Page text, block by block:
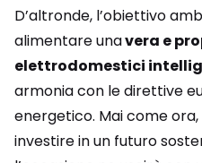
D’altronde, l’obiettivo
alimentare unavera e
elettrodomestici
armonia con le direttive
energetico. Mai come
investire in un futuro